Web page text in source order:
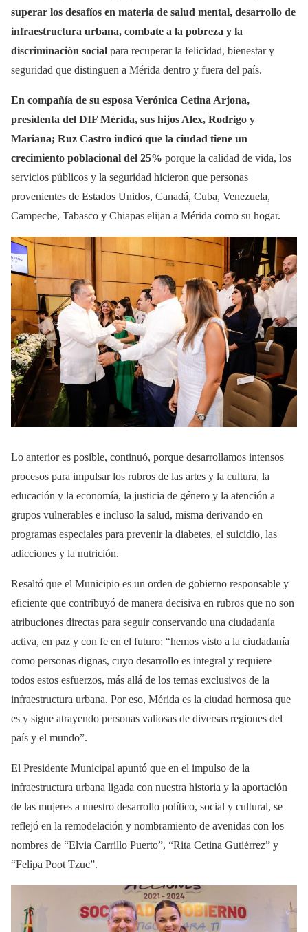
superar los desafíos en materia de salud mental, desarrollo de
infraestructura urbana, combate a la pobreza y la
discriminación social para recuperar la felicidad, bienestar y
seguridad que distinguen a Mérida dentro y fuera del país.
En compañía de su esposa Verónica Cetina Arjona,
presidenta del DIF Mérida, sus hijos Alex, Rodrigo y
Mariana; Ruz Castro indicó que la ciudad tiene un
crecimiento poblacional del 25% porque la calidad de vida, los
servicios públicos y la seguridad hicieron que personas
provenientes de Estados Unidos, Canadá, Cuba, Venezuela,
Campeche, Tabasco y Chiapas elijan a Mérida como su hogar.
Lo anterior es posible, continuó, porque desarrollamos intensos
procesos para impulsar los rubros de las artes y la cultura, la
educación y la economía, la justicia de género y la atención a
grupos vulnerables e incluso la salud, misma derivando en
programas especiales para prevenir la diabetes, el suicidio, las
adicciones y la nutrición.
Resaltó que el Municipio es un orden de gobierno responsable y
eficiente que contribuyó de manera decisiva en rubros que no son
atribuciones directas para seguir conservando una ciudadanía
activa, en paz y con fe en el futuro: “hemos visto a la ciudadanía
como personas dignas, cuyo desarrollo es integral y requiere
todos estos esfuerzos, más allá de los temas exclusivos de la
infraestructura urbana. Por eso, Mérida es la ciudad hermosa que
es y sigue atrayendo personas valiosas de diversas regiones del
país y el mundo”.
El Presidente Municipal apuntó que en el impulso de la
infraestructura urbana ligada con nuestra historia y la aportación
de las mujeres a nuestro desarrollo político, social y cultural, se
reflejó en la remodelación y nombramiento de avenidas con los
nombres de “Elvia Carrillo Puerto”, “Rita Cetina Gutiérrez” y
“Felipa Poot Tzuc”.